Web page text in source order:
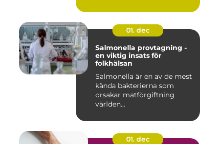
01. dec
Salmonella provtagning -
en viktig insats för
folkhälsan
Salmonella är en av de mest
kända bakterierna som
orsakar matförgiftning
världen...
01. dec